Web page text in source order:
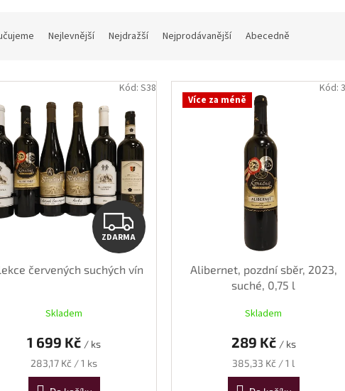
Nejlevnější Nejdražší Nejprodávanější Abecedně
ZDARMA
ZDARMA
červených suchých vín
Skladem
1 699 Kč / ks
Měrná
cena:
283,17 Kč / 1 ks
Kód: S38
Více za méně
Alibernet, pozdní sběr, 2023,
suché, 0,75 l
Skladem
289 Kč / ks
Měrná
cena:
385,33 Kč / 1 l
Kód: